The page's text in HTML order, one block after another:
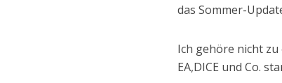
das Sommer-
Ich gehöre nicht
EA,DICE und Co.